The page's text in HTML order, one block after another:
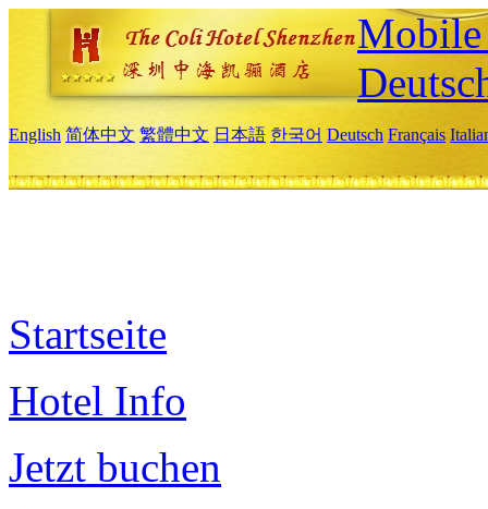
English 简体中文 繁體中文 日本語 한국어 Deutsch Français
Startseite
Hotel Info
Jetzt buchen